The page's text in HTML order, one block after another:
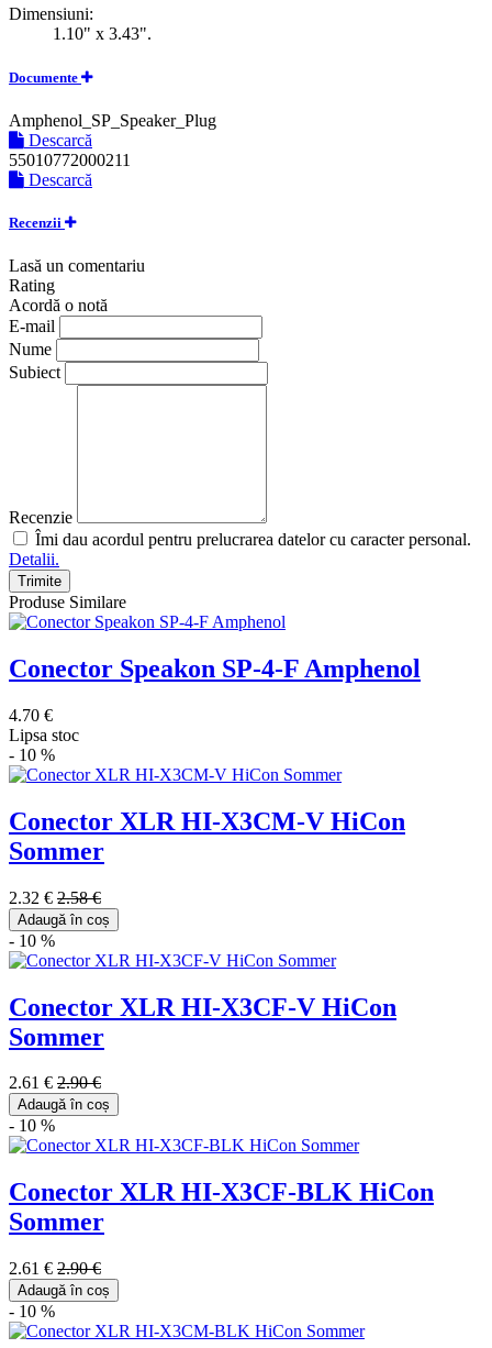
Dimensiuni:
1.10" x 3.43".
Documente
Amphenol_SP_Speaker_Plug
Descarcă
55010772000211
Descarcă
Recenzii
Lasă un comentariu
Rating
Acordă o notă
E-mail
Nume
Subiect
Recenzie
Îmi dau acordul pentru prelucrarea datelor cu caracter personal.
Detalii.
Trimite
Produse Similare
Conector Speakon SP-4-F Amphenol
4.70 €
Lipsa stoc
- 10 %
Conector XLR HI-X3CM-V HiCon
Sommer
2.32 € 2.58 €
Adaugă în coș
- 10 %
Conector XLR HI-X3CF-V HiCon
Sommer
2.61 € 2.90 €
Adaugă în coș
- 10 %
Conector XLR HI-X3CF-BLK HiCon
Sommer
2.61 € 2.90 €
Adaugă în coș
- 10 %